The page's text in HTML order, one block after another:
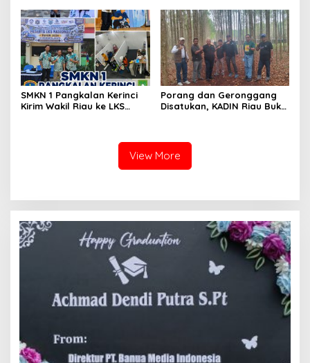
SMKN 1 Pangkalan Kerinci
Kirim Wakil Riau ke LKS
Porang dan Geronggang
Disatukan, KADIN Riau Buka
View More